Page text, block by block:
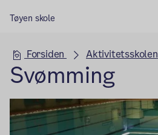
Tøyen skole
Hovedseksjon
Forsiden Aktivitetsskolen
Svømming